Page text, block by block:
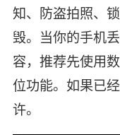
知、防盗拍照、
毁。当你的手机
容，推荐先使用
位功能。如果已
许。